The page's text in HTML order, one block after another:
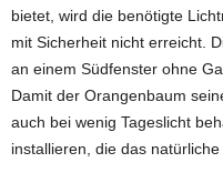
bietet, wird die benötigte
mit Sicherheit nicht erreicht.
an einem Südfenster ohne
Damit der Orangenbaum
auch bei wenig Tageslicht
installieren, die das